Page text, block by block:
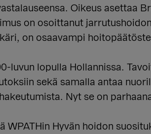
Oikeus asettaa
on osoittanut
on osaavampi
luvun lopulla Hollannissa.
sekä samalla antaa
Nyt se on
WPATHin Hyvän hoidon